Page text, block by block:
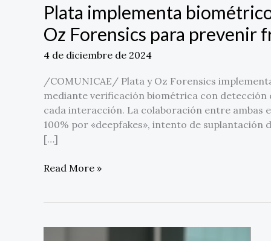
Plata implementa
Oz Forensics para prevenir
4 de diciembre de 2024
/COMUNICAE/ Plata y Oz Forensics
mediante verificación biométrica con
cada interacción. La colaboración entre ambas
100% por «deepfakes», intento de suplantación
[…]
biométricos
avanzados
con
tecnología
Oz
Forensics
para
prevenir
fraude
Read More »